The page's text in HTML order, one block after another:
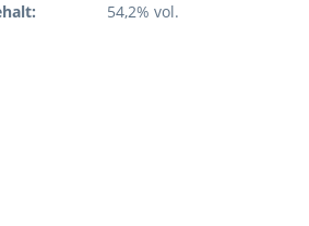
54,2% vol.